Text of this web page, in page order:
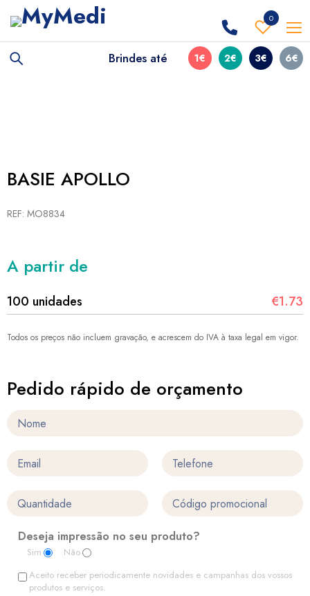
0
Brindes até 1€ 2€ 3€ 6€
BASIE APOLLO
REF: MO8834
A partir de
100 unidades €1.73
Todos os preços não incluem gravação, e acrescem do IVA à taxa legal em vigor.
Pedido rápido de orçamento
Deseja impressão no seu produto?
Sim
Não
Aceito receber periodicamente novidades e campanhas dos vossos
produtos e serviços.